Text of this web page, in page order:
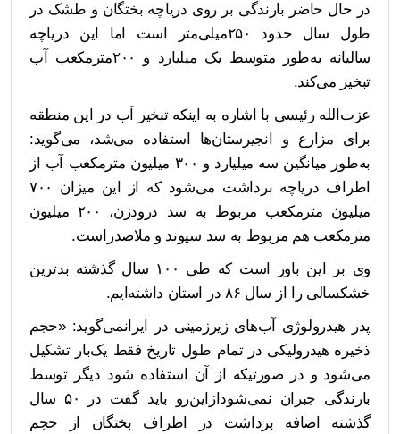
در حال حاضر بارندگی بر روی دریاچه بختگان و طشک در
طول سال حدود ۲۵۰میلی‌متر است اما این دریاچه
سالیانه به‌طور متوسط یک میلیارد و ۲۰۰مترمکعب آب
تبخیر می‌کند.
عزت‌الله رئیسی با اشاره به اینکه تبخیر آب در این منطقه
برای مزارع و انجیرستان‌ها استفاده می‌شد، می‌گوید:
به‌طور میانگین سه میلیارد و ۳۰۰ میلیون مترمکعب آب از
اطراف دریاچه برداشت می‌شود که از این میزان ۷۰۰
میلیون مترمکعب مربوط به سد درودزن، ۲۰۰ میلیون
مترمکعب هم مربوط به سد سیوند و ملاصدراست.
وی بر این باور است که طی ۱۰۰ سال گذشته بدترین
خشکسالی را از سال ۸۶ در استان داشته‌ایم.
پدر هیدرولوژی آب‌های زیرزمینی در ایرانمی‌گوید: «حجم
ذخیره هیدرولیکی در تمام طول تاریخ فقط یک‌بار تشکیل
می‌شود و در صورتیکه از آن استفاده شود دیگر توسط
بارندگی جبران نمی‌شودازاین‌رو باید گفت در ۵۰ سال
گذشته اضافه برداشت در اطراف بختگان از حجم